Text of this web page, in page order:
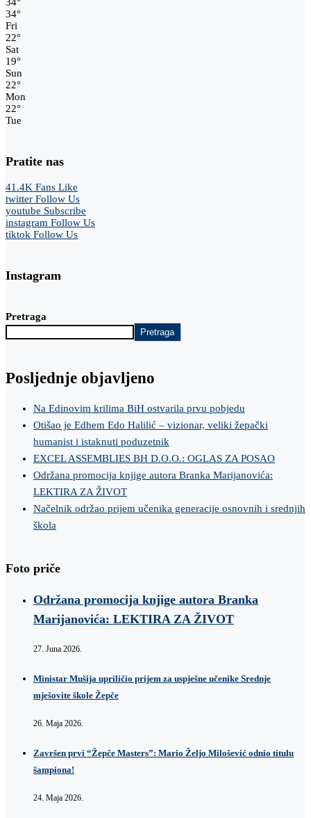
34°
Fri
22°
Sat
19°
Sun
22°
Mon
22°
Tue
Pratite nas
41.4K Fans Like
twitter Follow Us
youtube Subscribe
instagram Follow Us
tiktok Follow Us
Instagram
Pretraga
Pretraga
Posljednje objavljeno
Na Edinovim krilima BiH ostvarila prvu pobjedu
Otišao je Edhem Edo Halilić – vizionar, veliki žepački
humanist i istaknuti poduzetnik
EXCEL ASSEMBLIES BH D.O.O.: OGLAS ZA POSAO
Održana promocija knjige autora Branka Marijanovića:
LEKTIRA ZA ŽIVOT
Načelnik održao prijem učenika generacije osnovnih i srednjih
škola
Foto priče
Održana promocija knjige autora Branka
Marijanovića: LEKTIRA ZA ŽIVOT
27. Juna 2026.
Ministar Mušija upriličio prijem za uspješne učenike Srednje
mješovite škole Žepče
26. Maja 2026.
Završen prvi “Žepče Masters”: Mario Željo Milošević odnio titulu
šampiona!
24. Maja 2026.